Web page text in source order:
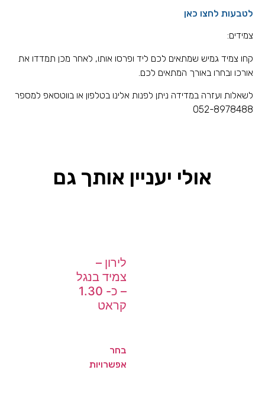
לטבעות לחצו כאן
צמידים:
קחו צמיד גמיש שמתאים לכם ליד ופרסו אותו, לאחר מכן תמדדו את
אורכו ובחרו באורך המתאים לכם.
לשאלות ועזרה במדידה ניתן לפנות אלינו בטלפון או בווטסאפ למספר
052-8978488
אולי יעניין אותך גם
לירון –
צמיד בנגל
– כ- 1.30
קראט
בחר
אפשרויות